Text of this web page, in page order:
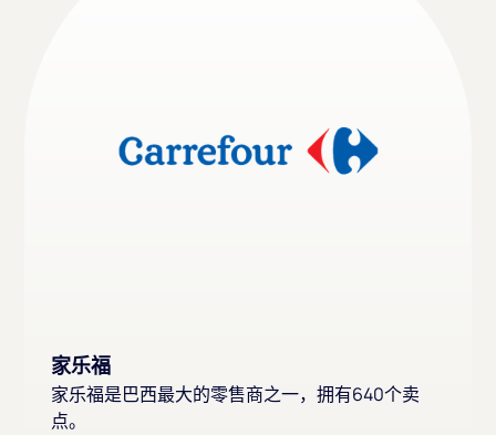
家乐福
家乐福是巴西最大的零售商之一，拥有640个卖
点。